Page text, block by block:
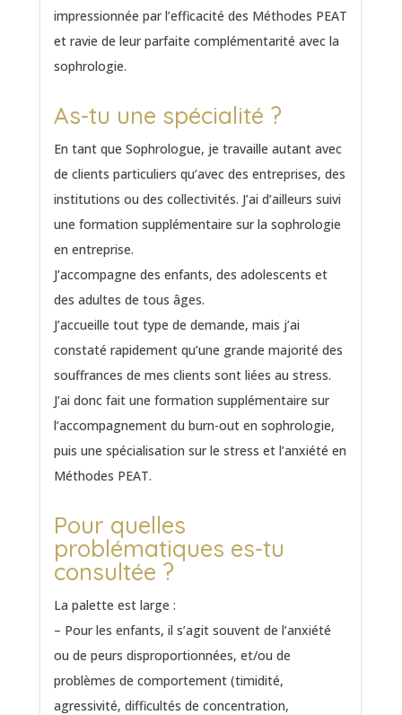
impressionnée par l’efficacité des Méthodes PEAT
et ravie de leur parfaite complémentarité avec la
sophrologie.
As-tu une spécialité ?
En tant que Sophrologue, je travaille autant avec
de clients particuliers qu’avec des entreprises, des
institutions ou des collectivités. J’ai d’ailleurs suivi
une formation supplémentaire sur la sophrologie
en entreprise.
J’accompagne des enfants, des adolescents et
des adultes de tous âges.
J’accueille tout type de demande, mais j’ai
constaté rapidement qu’une grande majorité des
souffrances de mes clients sont liées au stress.
J’ai donc fait une formation supplémentaire sur
l’accompagnement du burn-out en sophrologie,
puis une spécialisation sur le stress et l’anxiété en
Méthodes PEAT.
Pour quelles
problématiques es-tu
consultée ?
La palette est large :
– Pour les enfants, il s’agit souvent de l’anxiété
ou de peurs disproportionnées, et/ou de
problèmes de comportement (timidité,
agressivité, difficultés de concentration,